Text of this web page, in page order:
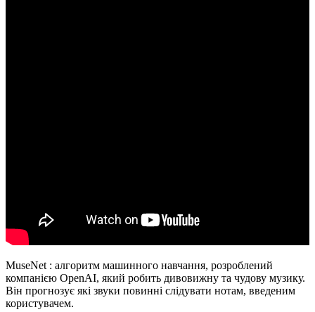
MuseNet : алгоритм машинного навчання, розроблений
компанією OpenAI, який робить дивовижну та чудову музику.
Він прогнозує які звуки повинні слідувати нотам, введеним
користувачем.